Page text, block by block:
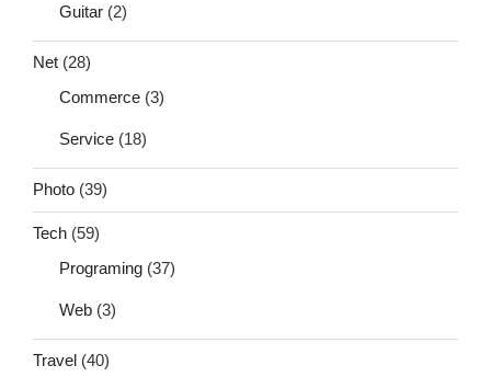
Guitar (2)
Net (28)
Commerce (3)
Service (18)
Photo (39)
Tech (59)
Programing (37)
Web (3)
Travel (40)